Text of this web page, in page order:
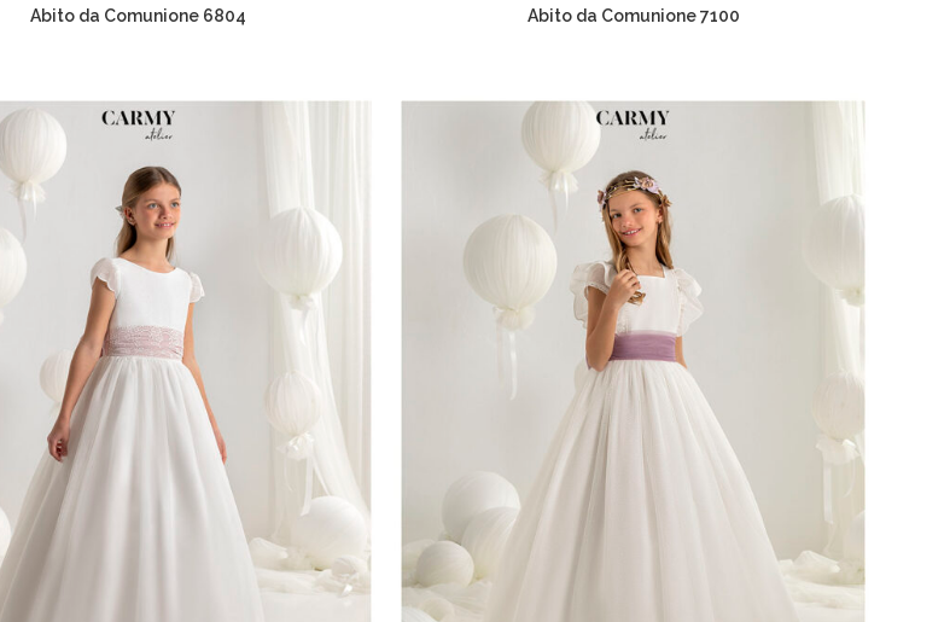
Abito da Comunione 6804 Abito da Comunione 7100